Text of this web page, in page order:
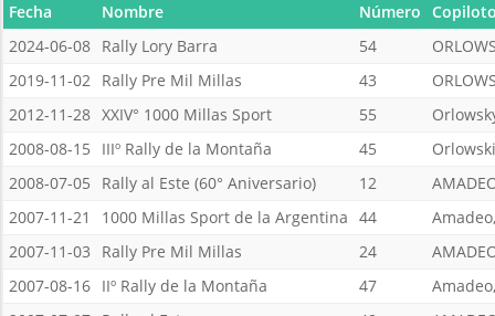
Fecha Nombre Número
2024-06-08 Rally Lory Barra 54
2019-11-02 Rally Pre Mil Millas 43
2012-11-28 XXIV° 1000 Millas Sport 55
2008-08-15
IIIº Rally de la Montaña 45
2008-07-05
Rally al Este (60° Aniversario) 12
2007-11-21
1000 Millas Sport de la Argentina 44
2007-11-03
Rally Pre Mil Millas 24
2007-08-16 IIº Rally de la Montaña 47